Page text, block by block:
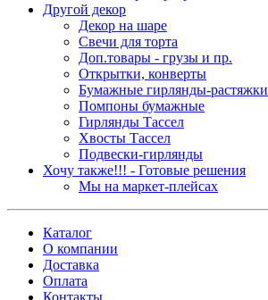
Другой декор
Декор на шаре
Свечи для торта
Доп.товары - грузы и пр.
Открытки, конверты
Бумажные гирлянды-растяжки
Помпоны бумажные
Гирлянды Тассел
Хвосты Тассел
Подвески-гирлянды
Хочу также!!! - Готовые решения
Мы на маркет-плейсах
Каталог
О компании
Доставка
Оплата
Контакты